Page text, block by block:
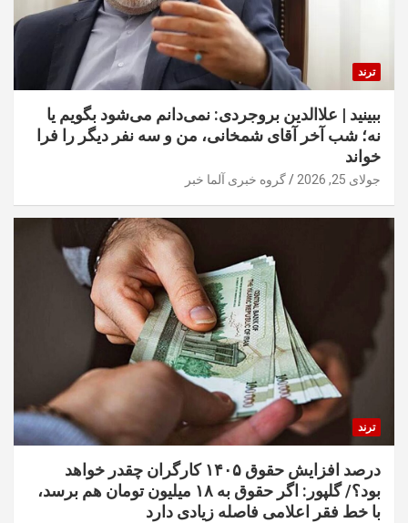
ترند
ببینید | علاالدین بروجردی: نمی‌دانم می‌شود بگویم یا
نه؛ شب آخر آقای شمخانی، من و سه نفر دیگر را فرا
خواند
جولای 25, 2026 گروه خبری آلما خبر
ترند
درصد افزایش حقوق ۱۴۰۵ کارگران چقدر خواهد
بود؟/ گلپور: اگر حقوق به ۱۸ میلیون تومان هم برسد،
با خط فقر اعلامی فاصله زیادی دارد